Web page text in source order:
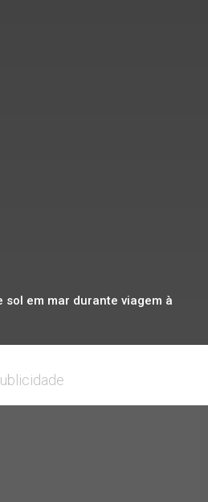
sol em mar durante viagem à